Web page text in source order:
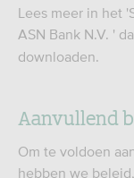
Lees meer in het
ASN Bank N.V. '
downloaden.
Aanvullend
Om te voldoen
hebben we